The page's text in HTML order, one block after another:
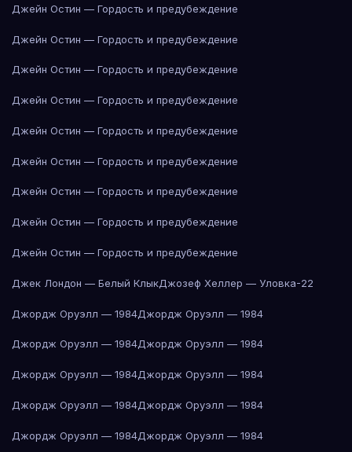
Джейн Остин — Гордость и предубеждение
Джейн Остин — Гордость и предубеждение
Джейн Остин — Гордость и предубеждение
Джейн Остин — Гордость и предубеждение
Джейн Остин — Гордость и предубеждение
Джейн Остин — Гордость и предубеждение
Джейн Остин — Гордость и предубеждение
Джейн Остин — Гордость и предубеждение
Джейн Остин — Гордость и предубеждение
Джек Лондон — Белый КлыкДжозеф Хеллер — Уловка-22
Джордж Оруэлл — 1984Джордж Оруэлл — 1984
Джордж Оруэлл — 1984Джордж Оруэлл — 1984
Джордж Оруэлл — 1984Джордж Оруэлл — 1984
Джордж Оруэлл — 1984Джордж Оруэлл — 1984
Джордж Оруэлл — 1984Джордж Оруэлл — 1984